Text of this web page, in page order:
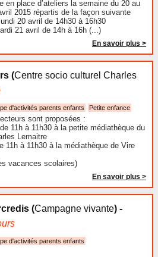
en place d’ateliers la semaine du 20 au
2015 répartis de la façon suivante
20 avril de 14h30 à 16h30
21 avril de 14h à 16h (...)
En savoir plus >
(Centre socio culturel Charles
d'activités parents enfants Petite enfance
sont proposées :
11h à 11h30 à la petite médiathèque du
Lemaitre
11h à 11h30 à la médiathèque de Vire
vacances scolaires)
En savoir plus >
(Campagne vivante) -
d'activités parents enfants